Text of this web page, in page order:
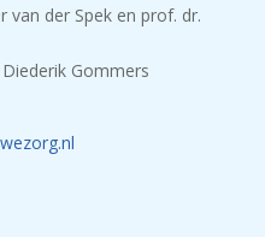
van der Spek en prof. dr.
Gommers